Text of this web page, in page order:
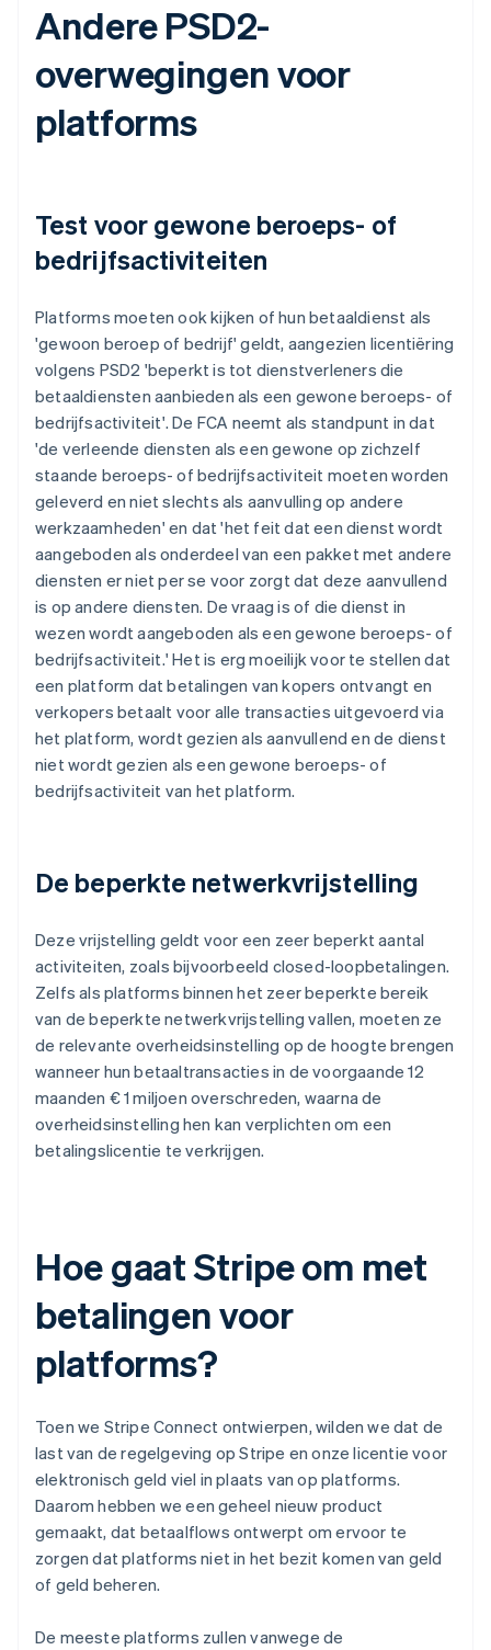
Andere PSD2-
overwegingen voor
platforms
Test voor gewone beroeps- of
bedrijfsactiviteiten
Platforms moeten ook kijken of hun betaaldienst als
'gewoon beroep of bedrijf' geldt, aangezien licentiëring
volgens PSD2 'beperkt is tot dienstverleners die
betaaldiensten aanbieden als een gewone beroeps- of
bedrijfsactiviteit'. De FCA neemt als standpunt in dat
'de verleende diensten als een gewone op zichzelf
staande beroeps- of bedrijfsactiviteit moeten worden
geleverd en niet slechts als aanvulling op andere
werkzaamheden' en dat 'het feit dat een dienst wordt
aangeboden als onderdeel van een pakket met andere
diensten er niet per se voor zorgt dat deze aanvullend
is op andere diensten. De vraag is of die dienst in
wezen wordt aangeboden als een gewone beroeps- of
bedrijfsactiviteit.' Het is erg moeilijk voor te stellen dat
een platform dat betalingen van kopers ontvangt en
verkopers betaalt voor alle transacties uitgevoerd via
het platform, wordt gezien als aanvullend en de dienst
niet wordt gezien als een gewone beroeps- of
bedrijfsactiviteit van het platform.
De beperkte netwerkvrijstelling
Deze vrijstelling geldt voor een zeer beperkt aantal
activiteiten, zoals bijvoorbeeld closed-loopbetalingen.
Zelfs als platforms binnen het zeer beperkte bereik
van de beperkte netwerkvrijstelling vallen, moeten ze
de relevante overheidsinstelling op de hoogte brengen
wanneer hun betaaltransacties in de voorgaande 12
maanden € 1 miljoen overschreden, waarna de
overheidsinstelling hen kan verplichten om een
betalingslicentie te verkrijgen.
Hoe gaat Stripe om met
betalingen voor
platforms?
Toen we Stripe Connect ontwierpen, wilden we dat de
last van de regelgeving op Stripe en onze licentie voor
elektronisch geld viel in plaats van op platforms.
Daarom hebben we een geheel nieuw product
gemaakt, dat betaalflows ontwerpt om ervoor te
zorgen dat platforms niet in het bezit komen van geld
of geld beheren.
De meeste platforms zullen vanwege de